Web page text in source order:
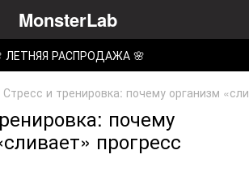
MonsterLab
ЛЕТНЯЯ РАСПРОДАЖА 🌸
Стресс и тренировка: почему организм
почему
прогресс